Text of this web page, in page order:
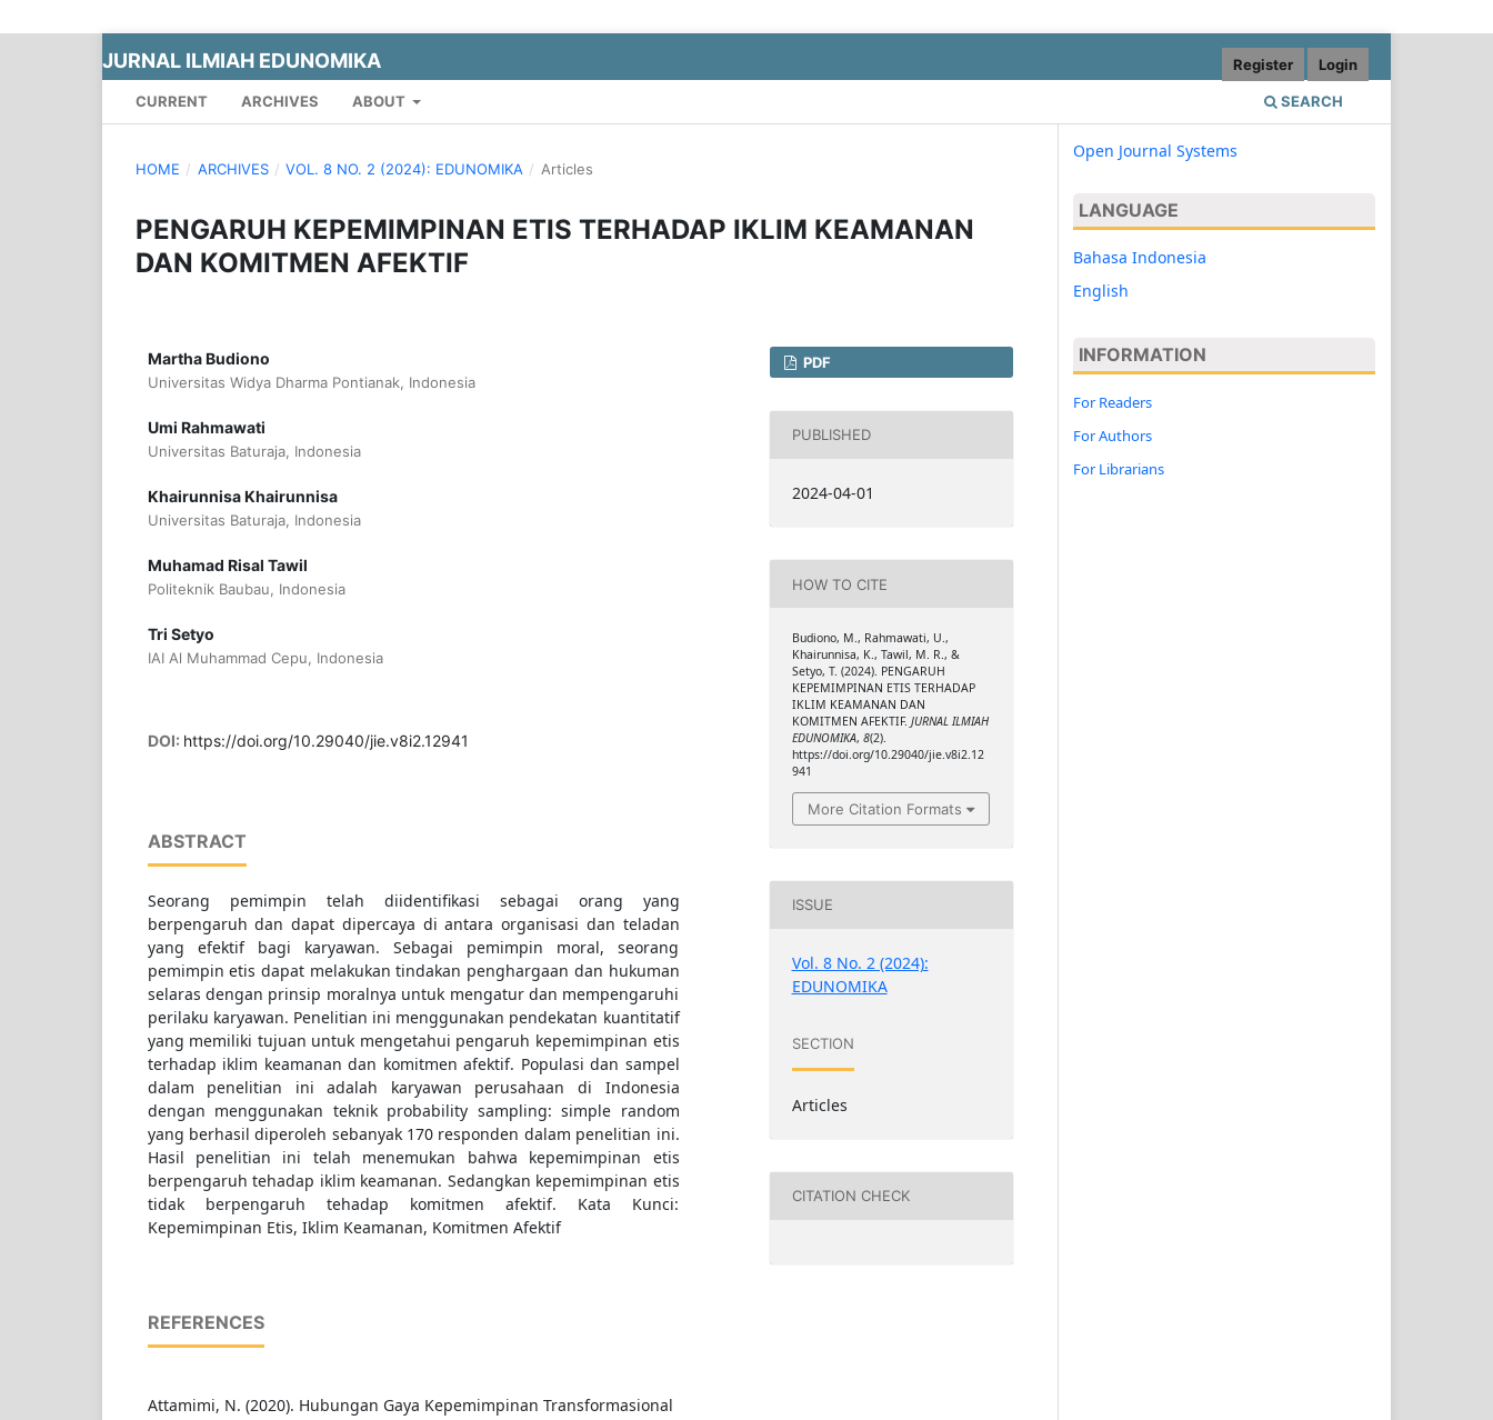
JURNAL ILMIAH EDUNOMIKA
CURRENT ARCHIVES ABOUT SEARCH
Register Login
HOME / ARCHIVES / VOL. 8 NO. 2 (2024): EDUNOMIKA / Articles
PENGARUH KEPEMIMPINAN ETIS TERHADAP IKLIM KEAMANAN
DAN KOMITMEN AFEKTIF
Martha Budiono
Universitas Widya Dharma Pontianak, Indonesia
Umi Rahmawati
Universitas Baturaja, Indonesia
Khairunnisa Khairunnisa
Universitas Baturaja, Indonesia
Muhamad Risal Tawil
Politeknik Baubau, Indonesia
Tri Setyo
IAI Al Muhammad Cepu, Indonesia
DOI: https://doi.org/10.29040/jie.v8i2.12941
ABSTRACT
Seorang pemimpin telah diidentifikasi sebagai orang yang
berpengaruh dan dapat dipercaya di antara organisasi dan teladan
yang efektif bagi karyawan. Sebagai pemimpin moral, seorang
pemimpin etis dapat melakukan tindakan penghargaan dan hukuman
selaras dengan prinsip moralnya untuk mengatur dan mempengaruhi
perilaku karyawan. Penelitian ini menggunakan pendekatan kuantitatif
yang memiliki tujuan untuk mengetahui pengaruh kepemimpinan etis
terhadap iklim keamanan dan komitmen afektif. Populasi dan sampel
dalam penelitian ini adalah karyawan perusahaan di Indonesia
dengan menggunakan teknik probability sampling: simple random
yang berhasil diperoleh sebanyak 170 responden dalam penelitian ini.
Hasil penelitian ini telah menemukan bahwa kepemimpinan etis
berpengaruh tehadap iklim keamanan. Sedangkan kepemimpinan etis
tidak berpengaruh tehadap komitmen afektif. Kata Kunci:
Kepemimpinan Etis, Iklim Keamanan, Komitmen Afektif
REFERENCES
Attamimi, N. (2020). Hubungan Gaya Kepemimpinan Transformasional
PDF
PUBLISHED
2024-04-01
HOW TO CITE
Budiono, M., Rahmawati, U.,
Khairunnisa, K., Tawil, M. R., &
Setyo, T. (2024). PENGARUH
KEPEMIMPINAN ETIS TERHADAP
IKLIM KEAMANAN DAN
KOMITMEN AFEKTIF. JURNAL ILMIAH
EDUNOMIKA, 8(2).
https://doi.org/10.29040/jie.v8i2.12
941
More Citation Formats
ISSUE
Vol. 8 No. 2 (2024):
EDUNOMIKA
SECTION
Articles
CITATION CHECK
Open Journal Systems
LANGUAGE
Bahasa Indonesia
English
INFORMATION
For Readers
For Authors
For Librarians